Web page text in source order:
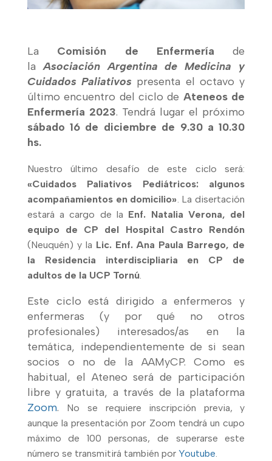
La Comisión de Enfermería de
laAsociación Argentina de Medicina y
Cuidados Paliativos presenta el octavo y
último encuentro del ciclo de Ateneos de
Enfermería 2023. Tendrá lugar el próximo
sábado 16 de diciembre de 9.30 a 10.30
hs.
Nuestro último desafío de este ciclo será:
«Cuidados Paliativos Pediátricos: algunos
acompañamientos en domicilio». La disertación
estará a cargo de la Enf. Natalia Verona, del
equipo de CP del Hospital Castro Rendón
(Neuquén) y la Lic. Enf. Ana Paula Barrego, de
la Residencia interdiscipliaria en CP de
adultos de la UCP Tornú.
Este ciclo está dirigido a enfermeros y
enfermeras (y por qué no otros
profesionales) interesados/as en la
temática, independientemente de si sean
socios o no de la AAMyCP. Como es
habitual, el Ateneo será de participación
libre y gratuita, a través de la plataforma
Zoom.
No se requiere inscripción previa, y
aunque la presentación por Zoom tendrá un cupo
máximo de 100 personas, de superarse este
número se transmitirá también por Youtube.